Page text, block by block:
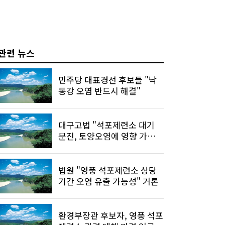
련 뉴스
민주당 대표경선 후보들 "낙
동강 오염 반드시 해결"
대구고법 "석포제련소 대기
분진, 토양오염에 영향 가능
법원 "영풍 석포제련소 상당
기간 오염 유출 가능성" 거론
환경부장관 후보자, 영풍 석포